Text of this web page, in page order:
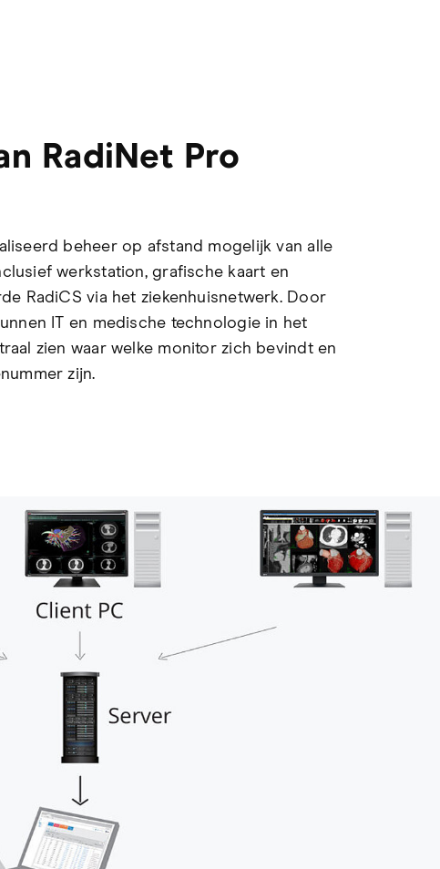
RadiNet Pro
beheer op afstand mogelijk van alle
werkstation, grafische kaart en
RadiCS via het ziekenhuisnetwerk. Door
IT en medische technologie in het
zien waar welke monitor zich bevindt en
zijn.